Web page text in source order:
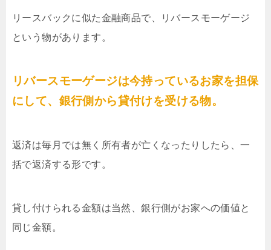
リースバックに似た金融商品で、リバースモーゲージ
という物があります。
リバースモーゲージは今持っているお家を担保
にして、銀行側から貸付けを受ける物。
返済は毎月では無く所有者が亡くなったりしたら、一
括で返済する形です。
貸し付けられる金額は当然、銀行側がお家への価値と
同じ金額。